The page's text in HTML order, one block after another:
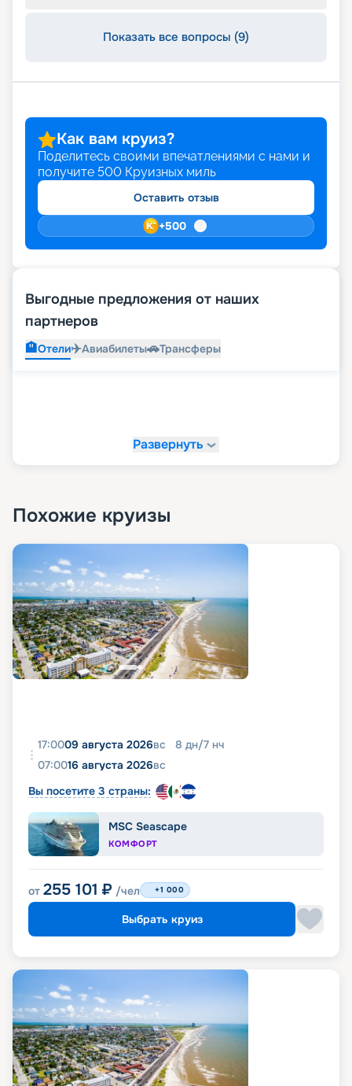
Показать все вопросы (9)
Как вам круиз?
Поделитесь своими впечатлениями с нами и
получите 500 Круизных миль
Оставить отзыв
+500
Выгодные предложения от наших
партнеров
🏨Отели✈️Авиабилеты🚗Трансферы
Развернуть
Похожие круизы
17:0009 августа 2026вс 8 дн/7 нч
07:0016 августа 2026вс
Вы посетите 3 страны:
MSC Seascape
КОМФОРТ
от 255 101 ₽ /чел +1 000
Выбрать круиз